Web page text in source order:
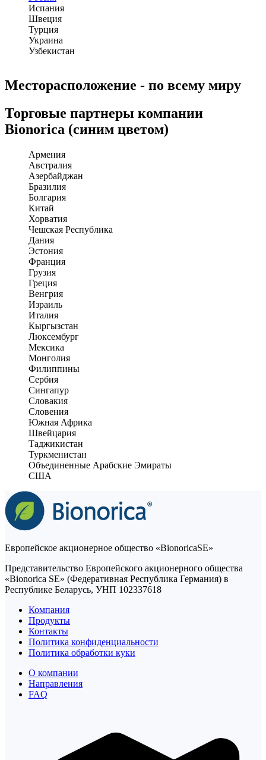
Испания
Швеция
Турция
Украина
Узбекистан
Месторасположение - по всему миру
Торговые партнеры компании
Bionorica (синим цветом)
Армения
Австралия
Азербайджан
Бразилия
Болгария
Китай
Хорватия
Чешская Республика
Дания
Эстония
Франция
Грузия
Греция
Венгрия
Израиль
Италия
Кыргызстан
Люксембург
Мексика
Монголия
Филиппины
Сербия
Сингапур
Словакия
Словения
Южная Африка
Швейцария
Таджикистан
Туркменистан
Объединенные Арабские Эмираты
США
Европейское акционерное общество «BionoricaSE»
Представительство Европейского акционерного общества
«Bionorica SE» (Федеративная Республика Германия) в
Республике Беларусь, УНП 102337618
Компания
Продукты
Контакты
Политика конфиденциальности
Политика обработки куки
О компании
Направления
FAQ